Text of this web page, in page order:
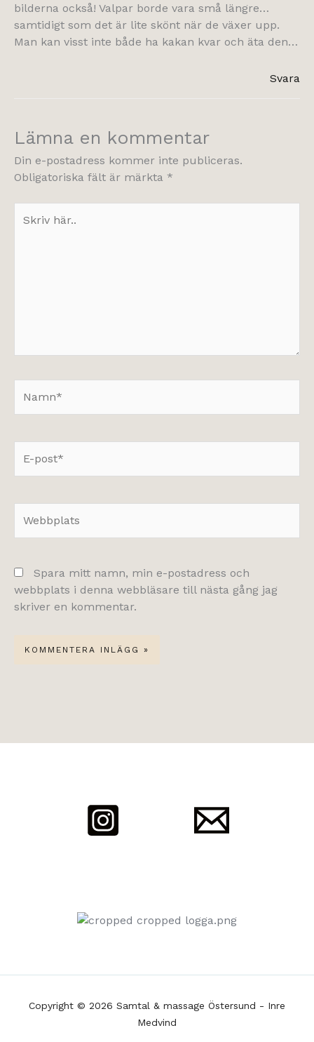
bilderna också! Valpar borde vara små längre…
samtidigt som det är lite skönt när de växer upp.
Man kan visst inte både ha kakan kvar och äta den…
Svara
Lämna en kommentar
Din e-postadress kommer inte publiceras.
Obligatoriska fält är märkta *
här..
post*
Spara mitt namn, min e-postadress och
webbplats i denna webbläsare till nästa gång jag
skriver en kommentar.
Copyright © 2026 Samtal & massage Östersund - Inre
Medvind